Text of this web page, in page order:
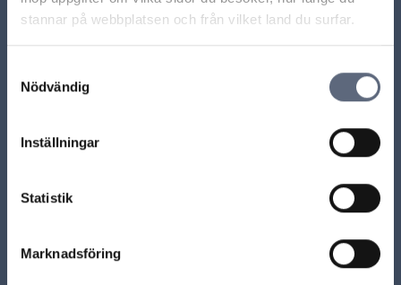
stannar på webbplatsen och från vilket land du surfar.
Nödvändig
Inställningar
Statistik
Marknadsföring
Vilka konton kan anslutas till autogiro?
Får operatören ta ut en fakturaavgift?
Olika sätt att betala för ett abonnemang